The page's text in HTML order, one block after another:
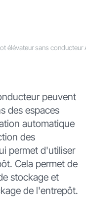
élévateur sans
peuvent
des espaces
automatique
des
permet d'utiliser
Cela permet de
stockage et
de l'entrepôt.